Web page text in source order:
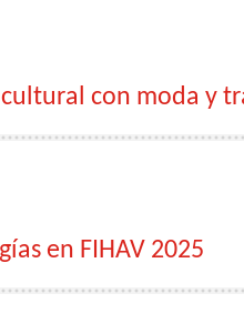
con moda y
en FIHAV 2025